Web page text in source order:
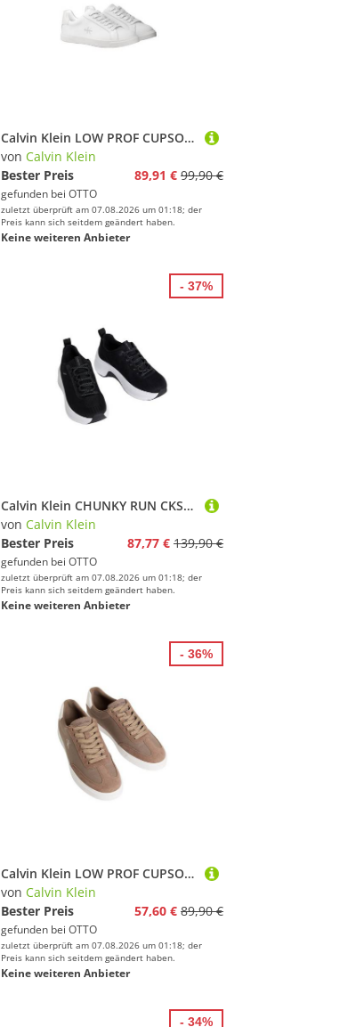
Calvin Klein LOW PROF CUPSOLE LTH Sneaker Schnürschuh, Halbschuh mit Schaftrandpolsterung
von Calvin Klein
Bester Preis
89,91 € 99,90 €
gefunden bei OTTO
zuletzt überprüft am 07.08.2026 um 01:18; der
Preis kann sich seitdem geändert haben.
Keine weiteren Anbieter
Calvin Klein CHUNKY RUN CKSTRIPE LUP SP KN Plateausneaker Chunky-Sneaker, Halbschuh, Schnürer mit Logoschriftzug
von Calvin Klein
Bester Preis
87,77 € 139,90 €
gefunden bei OTTO
zuletzt überprüft am 07.08.2026 um 01:18; der
Preis kann sich seitdem geändert haben.
Keine weiteren Anbieter
- 37%
Calvin Klein LOW PROF CUPSOLE CV Sneaker Freizeitschuh, Halbschuh, Schnürer mit CK-Logo
von Calvin Klein
Bester Preis
57,60 € 89,90 €
gefunden bei OTTO
zuletzt überprüft am 07.08.2026 um 01:18; der
Preis kann sich seitdem geändert haben.
Keine weiteren Anbieter
- 36%
- 34%